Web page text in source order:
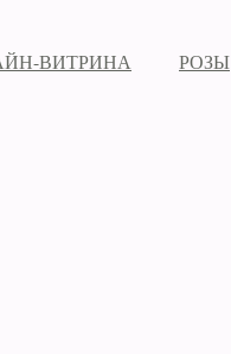
ВИТРИНА РОЗЫ